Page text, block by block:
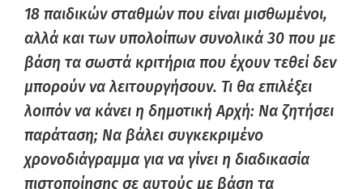
18 παιδικών σταθμών που είναι μισθωμένοι,
αλλά και των υπολοίπων συνολικά 30 που με
βάση τα σωστά κριτήρια που έχουν τεθεί δεν
μπορούν να λειτουργήσουν. Τι θα επιλέξει
λοιπόν να κάνει η δημοτική Αρχή: Να ζητήσει
παράταση; Να βάλει συγκεκριμένο
χρονοδιάγραμμα για να γίνει η διαδικασία
πιστοποίησης σε αυτούς με βάση τα